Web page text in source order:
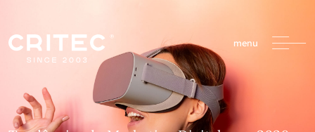
menu